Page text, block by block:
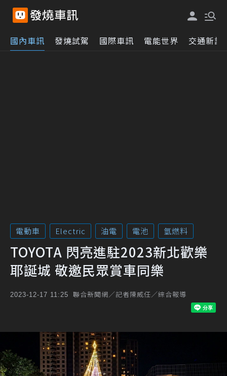
國內車訊 發燒試駕 國際車訊 電能世界 交通新訊
電動車 Electric 油電 電池 氫燃料
TOYOTA 閃亮進駐2023新北歡樂
耶誕城 敬邀民眾賞車同樂
2023-12-17 11:25 聯合新聞網／記者陳威任／綜合報導